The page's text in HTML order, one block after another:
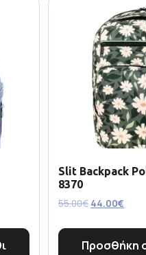
Slit Backpack
8370
55.00€ 44.00€
Προσθήκη